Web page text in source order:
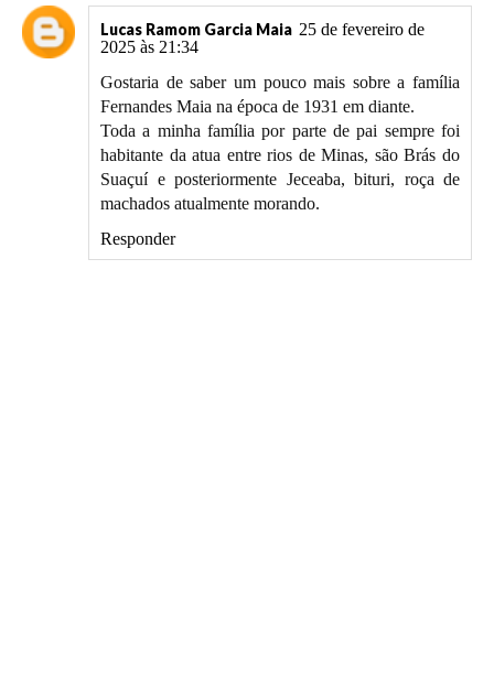
Lucas Ramom Garcia Maia 25 de fevereiro de
2025 às 21:34
Gostaria de saber um pouco mais sobre a família
Fernandes Maia na época de 1931 em diante.
Toda a minha família por parte de pai sempre foi
habitante da atua entre rios de Minas, são Brás do
Suaçuí e posteriormente Jeceaba, bituri, roça de
machados atualmente morando.
Responder